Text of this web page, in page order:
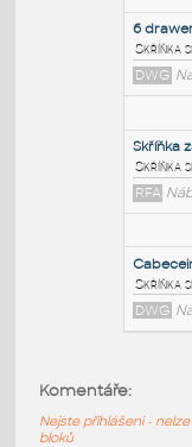
RFA
6
Komentáře:
Nejste přihlášeni -
bloků